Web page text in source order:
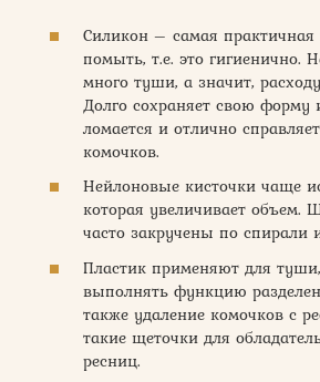
Силикон – самая практичная
помыть, т.е. это гигиенично.
много туши, а значит,
Долго сохраняет свою форму
ломается и отлично
комочков.
Нейлоновые кисточки чаще
которая увеличивает объем.
часто закручены по спирали
Пластик применяют для
выполнять функцию
также удаление комочков с
такие щеточки для
ресниц.